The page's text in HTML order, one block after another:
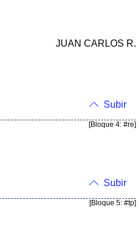
JUAN CARLOS R.
Subir
[Bloque 4: #re]
Subir
[Bloque 5: #tp]